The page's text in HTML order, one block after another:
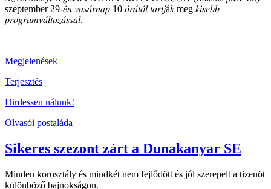
szeptember 29-𝑒́𝑛 𝑣𝑎𝑠𝑎́𝑟𝑛𝑎𝑝 10 𝑜́𝑟𝑎́𝑡𝑜́𝑙 𝑡𝑎𝑟𝑡𝑗á𝑘 meg 𝑘𝑖𝑠𝑒𝑏𝑏
𝑝𝑟𝑜𝑔𝑟𝑎𝑚𝑣𝑎́𝑙𝑡𝑜𝑧𝑎́𝑠𝑠𝑎𝑙.
Megjelenések
Terjesztés
Hirdessen nálunk!
Olvasói postaláda
Sikeres szezont zárt a Dunakanyar SE
Minden korosztály és mindkét nem fejlődött és jól szerepelt a tizenöt
különböző bajnokságon.